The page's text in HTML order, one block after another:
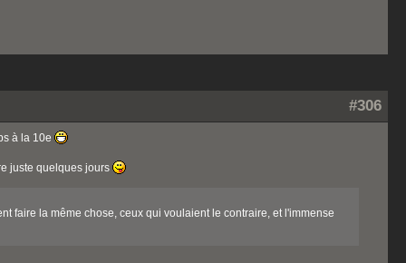
#306
à la 10e
juste quelques jours
faire la même chose, ceux qui voulaient le contraire, et l'immense